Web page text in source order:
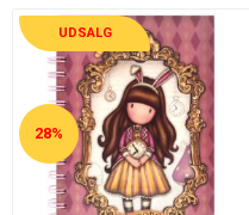
UDSALG
28%